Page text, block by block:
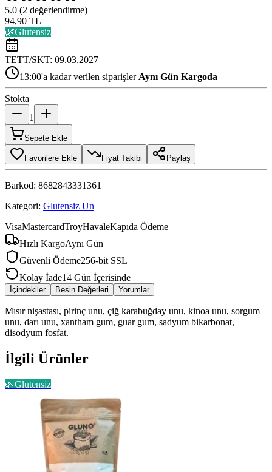
5.0 (2 değerlendirme)
94,90 TL
🌿Glutensiz
TETT/SKT: 09.03.2027
13:00'a kadar verilen siparişler Aynı Gün Kargoda
Stokta
1
Sepete Ekle
Favorilere Ekle Fiyat Takibi Paylaş
Barkod: 8682843331361
Kategori: Glutensiz Un
VisaMastercardTroyHavaleKapıda Ödeme
Hızlı KargoAynı Gün
Güvenli Ödeme256-bit SSL
Kolay İade14 Gün İçerisinde
İçindekiler Besin Değerleri Yorumlar
Mısır nişastası, pirinç unu, çiğ karabuğday unu, kinoa unu, sorgum
unu, darı unu, xantham gum, guar gum, sadyum bikarbonat,
disodyum fosfat.
İlgili Ürünler
🌿Glutensiz